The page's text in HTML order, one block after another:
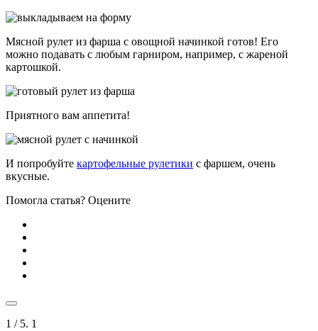
Мясной рулет из фарша с овощной начинкой готов! Его
можно подавать с любым гарниром, например, с жареной
картошкой.
Приятного вам аппетита!
И попробуйте картофельные рулетики с фаршем, очень
вкусные.
Помогла статья? Оцените
1 / 5. 1